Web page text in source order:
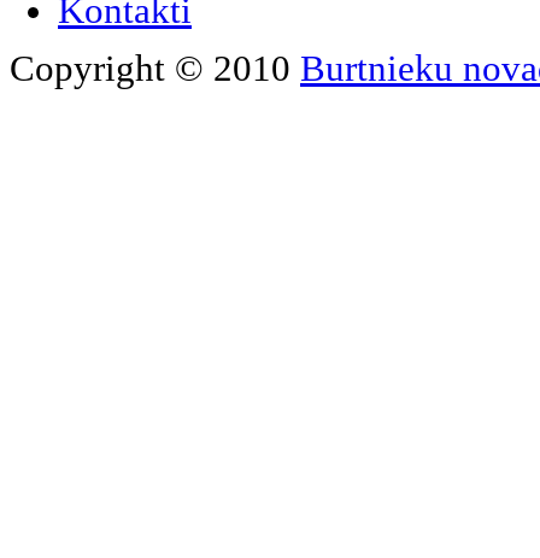
Kontakti
Copyright © 2010 Burtnieku